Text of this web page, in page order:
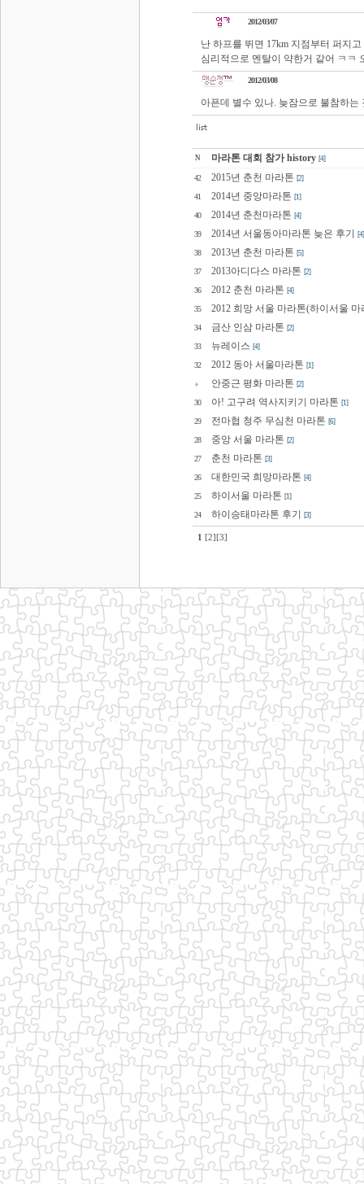
2012/03/07
난 하프를 뛰면 17km 지점부터 퍼지
심리적으로 멘탈이 약한거 같어 ㅋㅋ
2012/03/08
아픈데 별수 있나. 늦잠으로 불참하는
N 마라톤 대회 참가 history [4]
42 2015년 춘천 마라톤 [2]
41 2014년 중앙마라톤 [1]
40 2014년 춘천마라톤 [4]
39 2014년 서울동아마라톤 늦은 후기 [4]
38 2013년 춘천 마라톤 [5]
37 2013아디다스 마라톤 [2]
36 2012 춘천 마라톤 [4]
35 2012 희망 서울 마라톤(하이서울 마
34 금산 인삼 마라톤 [2]
33 뉴레이스 [4]
32 2012 동아 서울마라톤 [1]
안중근 평화 마라톤 [2]
30 아! 고구려 역사지키기 마라톤 [1]
29 전마협 청주 무심천 마라톤 [6]
28 중앙 서울 마라톤 [2]
27 춘천 마라톤 [3]
26 대한민국 희망마라톤 [4]
25 하이서울 마라톤 [1]
24 하이승태마라톤 후기 [3]
1 [2] [3]